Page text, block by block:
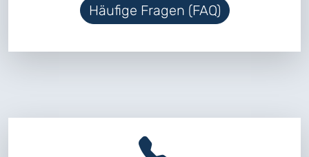
Häufige Fragen (FAQ)